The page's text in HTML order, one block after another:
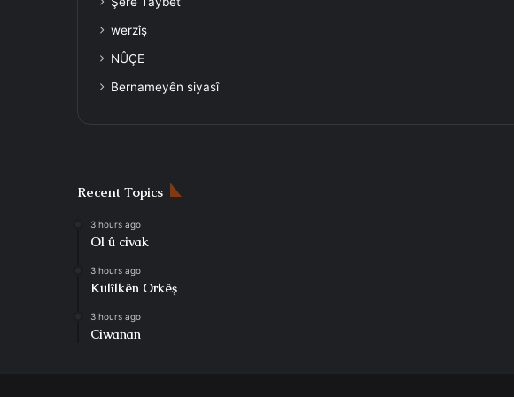
werzîş
NÛÇE
Bernameyên siyasî
Recent Topics
3 hours ago
Ol û civak
3 hours ago
Kulîlkên Orkêş
3 hours ago
Ciwanan